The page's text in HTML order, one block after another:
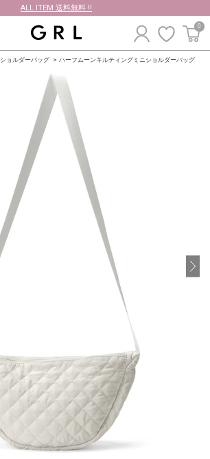
ALL ITEM 送料無料 !!
0
ショルダーバッグ ハーフムーンキルティングミニショルダーバッグ